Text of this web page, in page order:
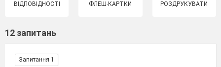
ВІДПОВІДНОСТІ ФЛЕШ-КАРТКИ РОЗДРУКУВАТИ
12 запитань
Запитання 1